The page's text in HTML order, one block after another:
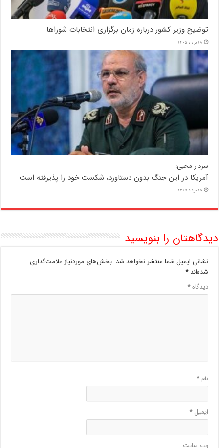
توضیح وزیر کشور درباره زمان برگزاری انتخابات شوراها
18 مرداد 1405
سردار محبی:
آمریکا در این جنگ بدون دستاورد، شکست خود را پذیرفته است
18 مرداد 1405
دیدگاهتان را بنویسید
نشانی ایمیل شما منتشر نخواهد شد. بخش‌های موردنیاز علامت‌گذاری
شده‌اند*
دیدگاه*
نام*
ایمیل*
وب‌ سایت